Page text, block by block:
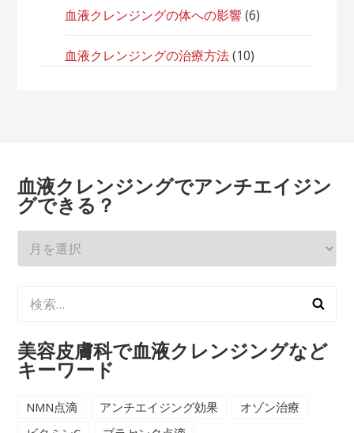
血液クレンジングの体への影響(6)
血液クレンジングの治療方法(10)
血液クレンジングでアンチエイジン
グできる？
ジ
ン
グ
で
ア
索:
美容皮膚科で血液クレンジングなど
キーワード
NMN点滴 アンチエイジング効果
オゾン治療